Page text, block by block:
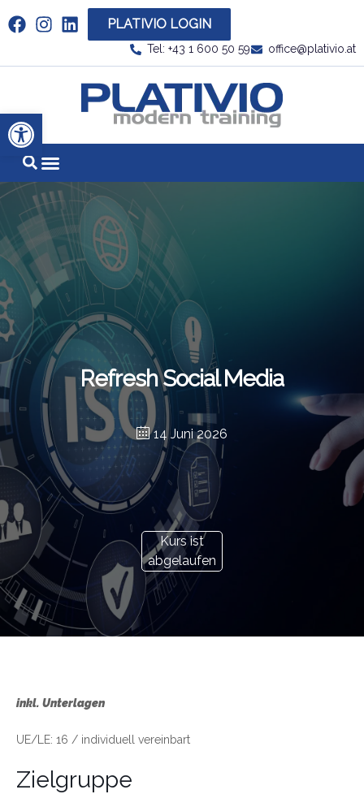
Werkzeugleiste öffnen
Link zu https://www.linkedin.com/company/
PLATIVIO LOGIN
Tel: +43 1 600 50 59 office@plativio.at
Link zu
Refresh Social Media
14 Juni 2026
Kurs ist
abgelaufen
inkl. Unterlagen
UE/LE: 16 / individuell vereinbart
Zielgruppe